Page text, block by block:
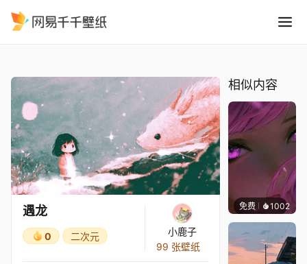
遇龙
0 二次元
小鹿子
99 张壁纸
相似内容
免费 1002辰东